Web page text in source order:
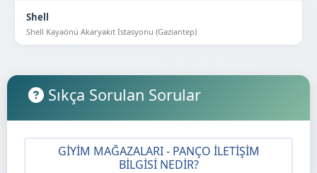
Shell
Shell Kayaönü Akaryakıt İstasyonu (Gaziantep)
Sıkça Sorulan Sorular
GIYIM MAĞAZALARI - PANÇO İLETIŞIM
BILGISI NEDIR?